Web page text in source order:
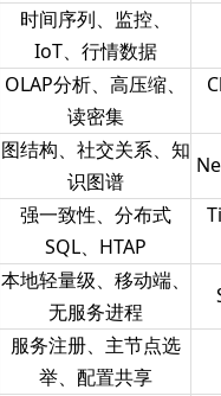
时间序列、监控、
IoT、行情数据
OLAP分析、高压缩、
读密集
图结构、社交关系、知
识图谱
强一致性、分布式
SQL、HTAP
本地轻量级、移动端、
无服务进程
服务注册、主节点选
举、配置共享